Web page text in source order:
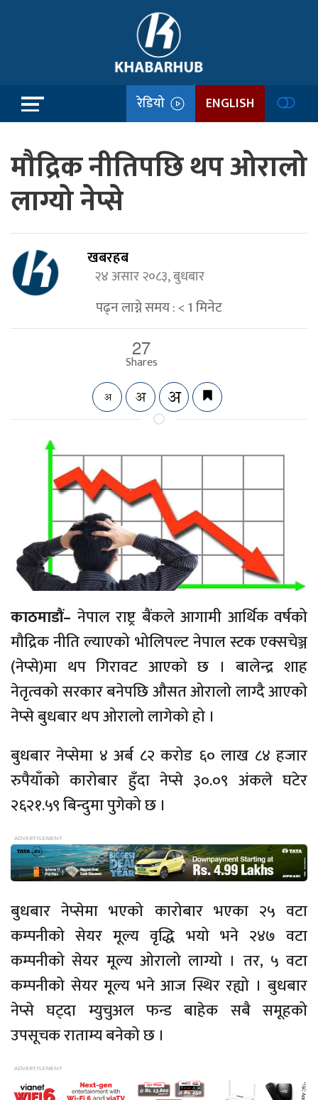
रेडियो ENGLISH
मौद्रिक नीतिपछि थप ओरालो
लाग्यो नेप्से
खबरहब
२४ असार २०८३, बुधबार
पढ्न लाग्ने समय :< 1मिनेट
27
Shares
काठमाडौं– नेपाल राष्ट्र बैंकले आगामी आर्थिक वर्षको
मौद्रिक नीति ल्याएको भोलिपल्ट नेपाल स्टक एक्सचेञ्ज
(नेप्से)मा थप गिरावट आएको छ । बालेन्द्र शाह
नेतृत्वको सरकार बनेपछि औसत ओरालो लाग्दै आएको
नेप्से बुधबार थप ओरालो लागेको हो ।
बुधबार नेप्सेमा ४ अर्ब ८२ करोड ६० लाख ८४ हजार
रुपैयाँको कारोबार हुँदा नेप्से ३०.०९ अंकले घटेर
२६२१.५९ बिन्दुमा पुगेको छ ।
बुधबार नेप्सेमा भएको कारोबार भएका २५ वटा
कम्पनीको सेयर मूल्य वृद्धि भयो भने २४७ वटा
कम्पनीको सेयर मूल्य ओरालो लाग्यो । तर, ५ वटा
कम्पनीको सेयर मूल्य भने आज स्थिर रह्यो । बुधबार
नेप्से घट्दा म्युचुअल फन्ड बाहेक सबै समूहको
उपसूचक राताम्य बनेको छ ।